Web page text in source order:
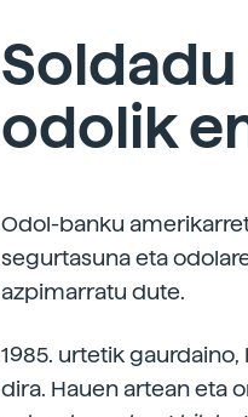
odolik
Odol-banku
segurtasuna eta
azpimarratu dute.
1985. urtetik
dira. Hauen artean eta